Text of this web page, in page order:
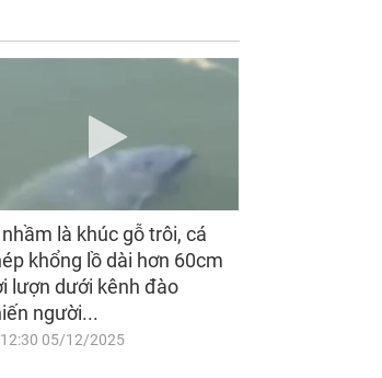
nhầm là khúc gỗ trôi, cá
khổng lồ dài hơn 60cm
lượn dưới kênh đào
người...
12:30 05/12/2025